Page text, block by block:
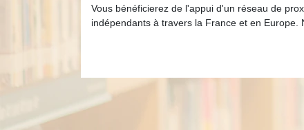
Vous bénéficierez de l'appui d'un réseau de
indépendants à travers la France et en